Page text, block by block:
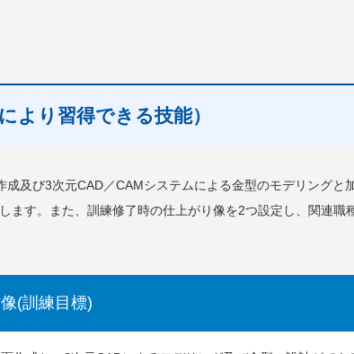
より習得できる技能）
及び3次元CAD／CAMシステムによる金型のモデリングと
ます。また、訓練修了時の仕上がり像を2つ設定し、関連職
(訓練目標)